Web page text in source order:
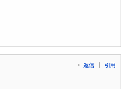
返信 引用